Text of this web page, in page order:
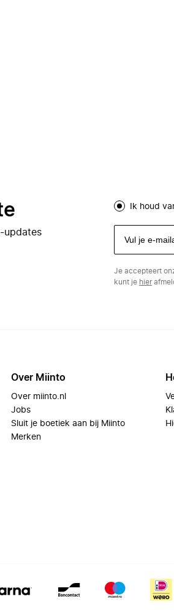
updates
Ik houd
Je accepteert
kunt je hier
Over Miinto
Over miinto.nl
Jobs
Sluit je boetiek aan bij Miinto
Merken